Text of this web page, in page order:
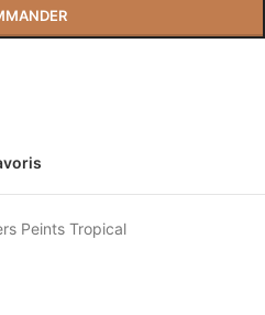
Peints Tropical